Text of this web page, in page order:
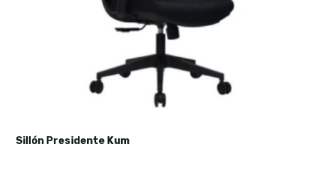
Sillón Presidente Kum